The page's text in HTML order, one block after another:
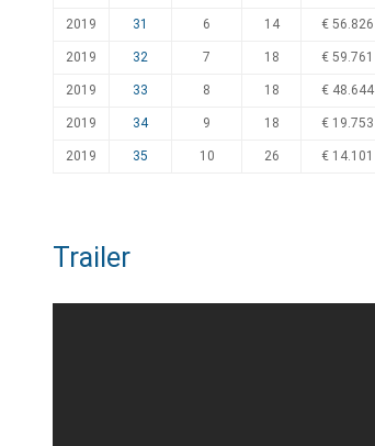
2019 31 6 14 € 56.826
2019 32 7 18 € 59.761
2019 33 8 18 € 48.644
2019 34 9 18 € 19.753
2019 35 10 26 € 14.101
Trailer